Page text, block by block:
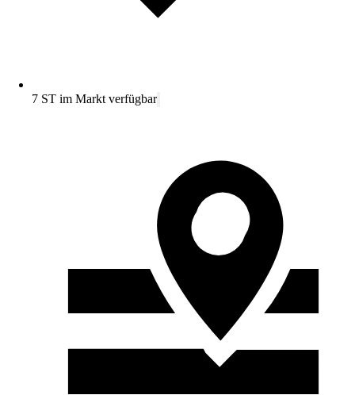
7 ST im Markt verfügbar